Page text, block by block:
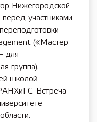
Нижегородской
участниками
(«Мастер
для
группа).
школой
Встреча